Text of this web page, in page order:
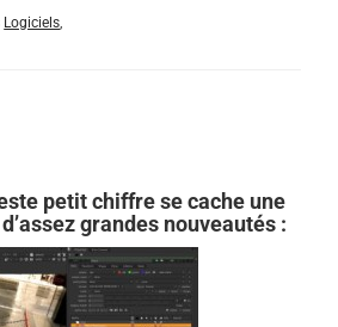
Logiciels,
petit chiffre se cache une
grandes nouveautés :